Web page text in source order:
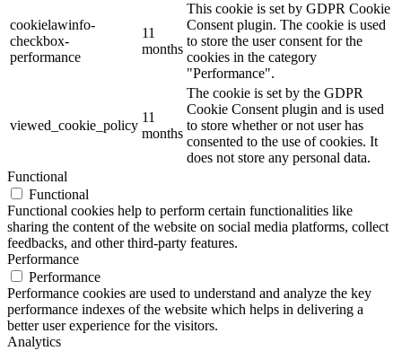
cookielawinfo-
checkbox-
performance
11
months
This cookie is set by GDPR Cookie
Consent plugin. The cookie is used
to store the user consent for the
cookies in the category
"Performance".
viewed_cookie_policy
11
months
The cookie is set by the GDPR
Cookie Consent plugin and is used
to store whether or not user has
consented to the use of cookies. It
does not store any personal data.
Functional
Functional
Functional cookies help to perform certain functionalities like
sharing the content of the website on social media platforms, collect
feedbacks, and other third-party features.
Performance
Performance
Performance cookies are used to understand and analyze the key
performance indexes of the website which helps in delivering a
better user experience for the visitors.
Analytics